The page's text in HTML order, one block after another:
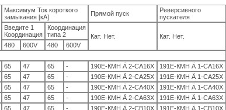
Максимум Ток короткого
замыкания [кА]
Прямой пуск
Реверсивного
пускателя
Введите 1
Координация
Координация
типа 2
Кат. Нет.
Кат. Нет.
480 600V 480
600V
65 47 65 - 190E-КМН Ä 2-CA16X
191E-КМН Ä 1-CA16X
65 47 65 - 190E-КМН Ä 2-CA25X
191E-КМН Ä 1-CA25X
65 47 65 - 190E-КМН Ä 2-CA40X
191E-КМН Ä 1-CA40X
65 47 65 - 190E-КМН Ä 2-CA63X
191E-КМН Ä 1-CA63X
65 47 65 - 190E-КМН Ä 2-CB10X
191E-КМН Ä 1-CB10X